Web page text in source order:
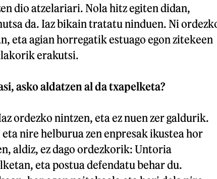
dio atzelariari. Nola hitz egiten didan,
da. Iaz bikain tratatu ninduen. Ni
eta agian horregatik estuago egon zitekeen
erakutsi.
asko aldatzen al da txapelketa?
ordezko nintzen, eta ez nuen zer galdurik.
nire helburua zen enpresak ikustea hor
aldiz, ez dago ordezkorik: Untoria
eta postua defendatu behar du.